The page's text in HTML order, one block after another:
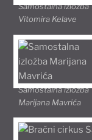
Samostalna izložba
Vitomira Kelave
Samostalna izložba
Marijana Mavrića